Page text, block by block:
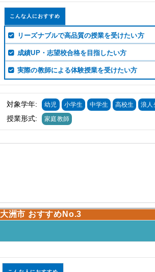
こんな人におすすめ
リーズナブルで高品質の授業を受けたい方
成績UP・志望校合格を目指したい方
実際の教師による体験授業を受けたい方
対象学年: 幼児 小学生 中学生 高校生 浪人
授業形式: 家庭教師
大洲市 おすすめNo.3